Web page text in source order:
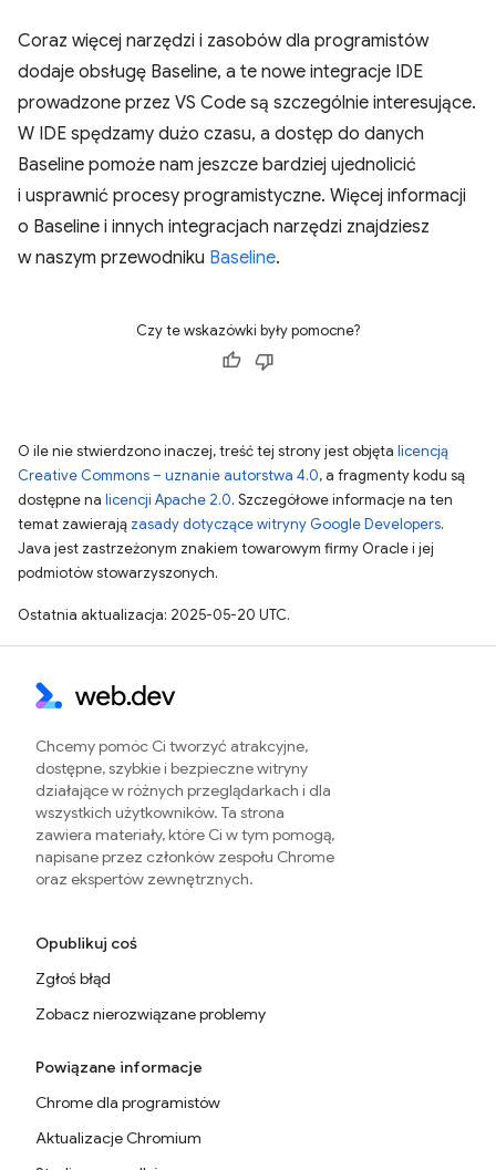
Coraz więcej narzędzi i zasobów dla programistów
dodaje obsługę Baseline, a te nowe integracje IDE
prowadzone przez VS Code są szczególnie interesujące.
W IDE spędzamy dużo czasu, a dostęp do danych
Baseline pomoże nam jeszcze bardziej ujednolicić
i usprawnić procesy programistyczne. Więcej informacji
o Baseline i innych integracjach narzędzi znajdziesz
w naszym przewodniku Baseline.
Czy te wskazówki były pomocne?
O ile nie stwierdzono inaczej, treść tej strony jest objęta licencją
Creative Commons – uznanie autorstwa 4.0, a fragmenty kodu są
dostępne na licencji Apache 2.0. Szczegółowe informacje na ten
temat zawierają zasady dotyczące witryny Google Developers.
Java jest zastrzeżonym znakiem towarowym firmy Oracle i jej
podmiotów stowarzyszonych.
Ostatnia aktualizacja: 2025-05-20 UTC.
Chcemy pomóc Ci tworzyć atrakcyjne,
dostępne, szybkie i bezpieczne witryny
działające w różnych przeglądarkach i dla
wszystkich użytkowników. Ta strona
zawiera materiały, które Ci w tym pomogą,
napisane przez członków zespołu Chrome
oraz ekspertów zewnętrznych.
Opublikuj coś
Zgłoś błąd
Zobacz nierozwiązane problemy
Powiązane informacje
Chrome dla programistów
Aktualizacje Chromium